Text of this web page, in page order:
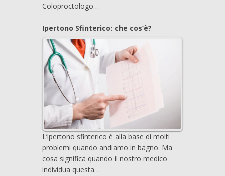
Coloproctologo…
Ipertono Sfinterico: che cos’è?
L’ipertono sfinterico è alla base di molti
problemi quando andiamo in bagno. Ma
cosa significa quando il nostro medico
individua questa…